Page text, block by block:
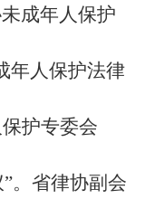
成年人保护
年人保护法律
护专委会
。省律协副会